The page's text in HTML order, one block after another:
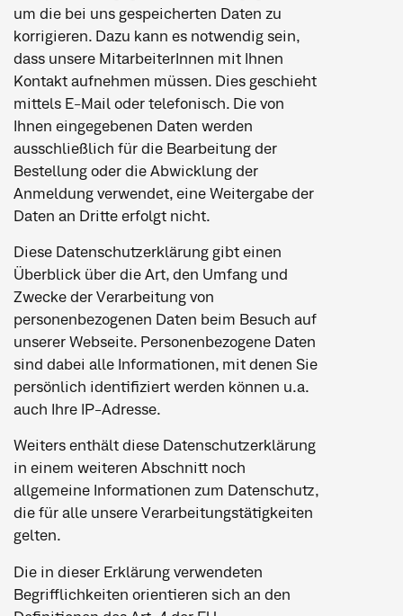
um die bei uns gespeicherten Daten zu
korrigieren. Dazu kann es notwendig sein,
dass unsere MitarbeiterInnen mit Ihnen
Kontakt aufnehmen müssen. Dies geschieht
mittels E-Mail oder telefonisch. Die von
Ihnen eingegebenen Daten werden
ausschließlich für die Bearbeitung der
Bestellung oder die Abwicklung der
Anmeldung verwendet, eine Weitergabe der
Daten an Dritte erfolgt nicht.
Diese Datenschutzerklärung gibt einen
Überblick über die Art, den Umfang und
Zwecke der Verarbeitung von
personenbezogenen Daten beim Besuch auf
unserer Webseite. Personenbezogene Daten
sind dabei alle Informationen, mit denen Sie
persönlich identifiziert werden können u.a.
auch Ihre IP-Adresse.
Weiters enthält diese Datenschutzerklärung
in einem weiteren Abschnitt noch
allgemeine Informationen zum Datenschutz,
die für alle unsere Verarbeitungstätigkeiten
gelten.
Die in dieser Erklärung verwendeten
Begrifflichkeiten orientieren sich an den